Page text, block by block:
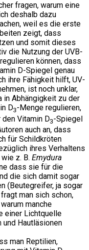
fragen, warum eine
deshalb dazu
weil es die erste
zeigt, dass
und somit dieses
die Nutzung der UVB-
können, dass
D-Spiegel genau
ihre Fähigkeit hilft, UV-
ist noch unklar,
in Abhängigkeit zu der
D3-Menge regulieren,
Vitamin D3-Spiegel
auch an, dass
für Schildkröten
ihres Verhaltens
z. B. Emydura
dass sie für die
die sich damit sogar
(Beutegreifer, ja sogar
fragt man sich schon,
manche
einer Lichtquelle
Hautläsionen
man Reptilien,